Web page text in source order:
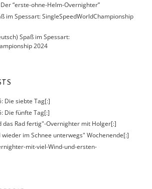
“erste-ohne-Helm-Overnighter”
im Spessart: SingleSpeedWorldChampionship
Spaß im Spessart:
2024
Die siebte Tag[:]
Die fünfte Tag[:]
das Rad fertig"-Overnighter mit Holger[:]
im Schnee unterwegs" Wochenende[:]
mit-viel-Wind-und-ersten-